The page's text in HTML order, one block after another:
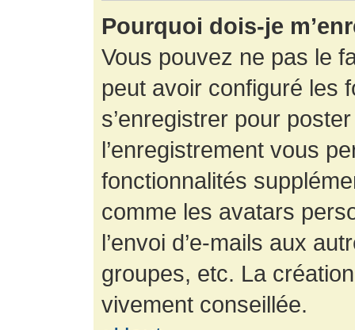
Pourquoi dois-je
Vous pouvez ne pas le
peut avoir configuré les
s’enregistrer pour
l’enregistrement vous
fonctionnalités
comme les avatars
l’envoi d’e-mails aux
groupes, etc. La
vivement conseillée.